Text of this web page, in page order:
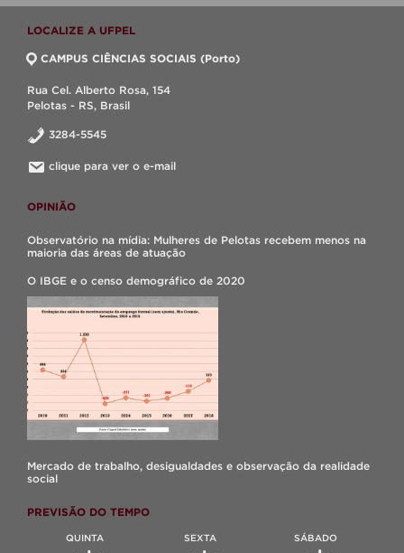
LOCALIZE A UFPEL
CAMPUS CIÊNCIAS SOCIAIS (Porto)
Rua Cel. Alberto Rosa, 154
Pelotas - RS, Brasil
3284-5545
clique para ver o e-mail
OPINIÃO
Observatório na mídia: Mulheres de Pelotas recebem menos na
maioria das áreas de atuação
O IBGE e o censo demográfico de 2020
Mercado de trabalho, desigualdades e observação da realidade
social
PREVISÃO DO TEMPO
QUINTA SEXTA SÁBADO